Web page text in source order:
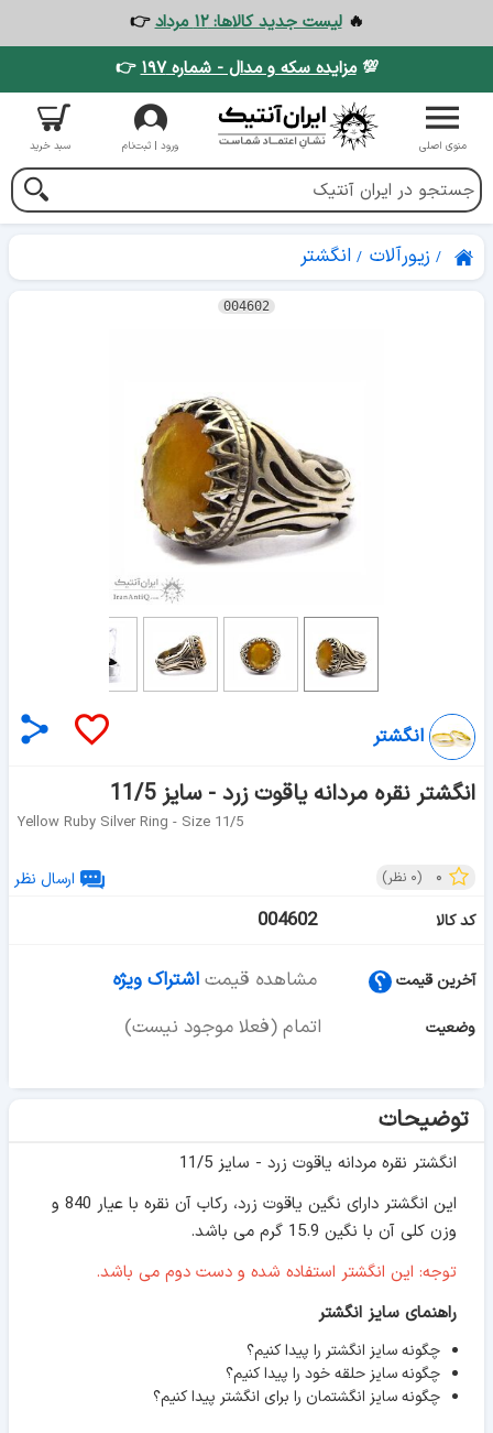
🔥لیست جدید کالاها: ۱۲ مرداد
👉
💯مزایده سکه و مدال - شماره ۱۹۷ 👉
منوی اصلی ورود | ثبت‌نام سبد خرید
زیورآلات انگشتر
004602
انگشتر
انگشتر نقره مردانه یاقوت زرد - سایز 11/5
Yellow Ruby Silver Ring - Size 11/5
۰ (۰ نظر)
ارسال نظر
کد کالا
004602
آخرین قیمت مشاهده قیمت اشتراک ویژه
وضعیت اتمام (فعلا موجود نیست)
توضیحات
انگشتر نقره مردانه یاقوت زرد - سایز 11/5
این انگشتر دارای نگین یاقوت زرد، رکاب آن نقره با عیار 840 و
وزن کلی آن با نگین 15.9 گرم می باشد.
توجه: این انگشتر استفاده شده و دست دوم می باشد.
راهنمای سایز انگشتر
چگونه سایز انگشتر را پیدا کنیم؟
چگونه سایز حلقه خود را پیدا کنیم؟
چگونه سایز انگشتمان را برای انگشتر پیدا کنیم؟